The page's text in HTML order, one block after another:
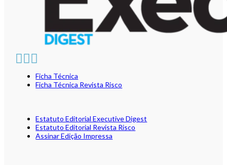
Ficha Técnica
Ficha Técnica Revista Risco
Estatuto Editorial Executive Digest
Estatuto Editorial Revista Risco
Assinar Edição Impressa